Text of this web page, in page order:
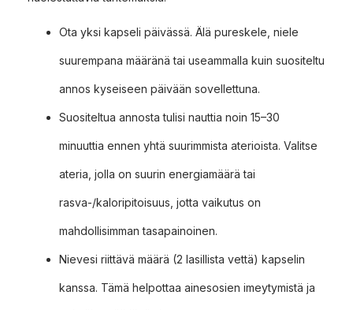
Ota yksi kapseli päivässä. Älä pureskele, niele
suurempana määränä tai useammalla kuin suositeltu
annos kyseiseen päivään sovellettuna.
Suositeltua annosta tulisi nauttia noin 15–30
minuuttia ennen yhtä suurimmista aterioista. Valitse
ateria, jolla on suurin energiamäärä tai
rasva-/kaloripitoisuus, jotta vaikutus on
mahdollisimman tasapainoinen.
Nievesi riittävä määrä (2 lasillista vettä) kapselin
kanssa. Tämä helpottaa ainesosien imeytymistä ja